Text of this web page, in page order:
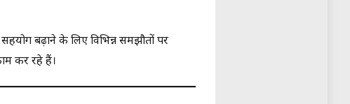
सहयोग बढ़ाने के लिए विभिन्न समझौतों पर
कर रहे हैं।